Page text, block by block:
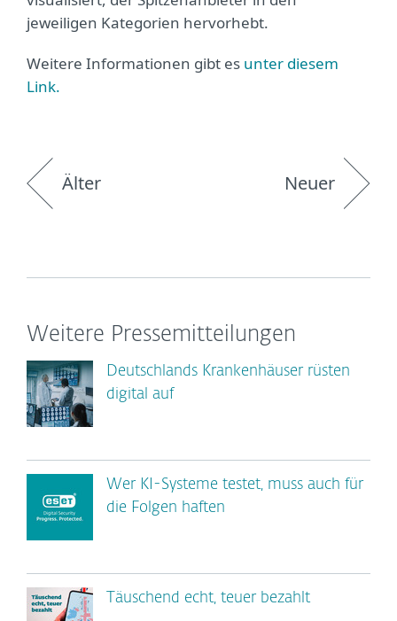
jeweiligen Kategorien hervorhebt.
Weitere Informationen gibt es unter diesem
Link.
Älter Neuer
Weitere Pressemitteilungen
Deutschlands Krankenhäuser rüsten
digital auf
Wer KI-Systeme testet, muss auch für
die Folgen haften
Täuschend echt, teuer bezahlt